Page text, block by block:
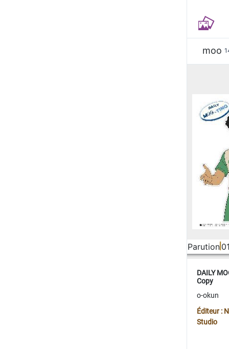
moo
Parution
DAILY
Copy
o-okun
Éditeur :
Studio